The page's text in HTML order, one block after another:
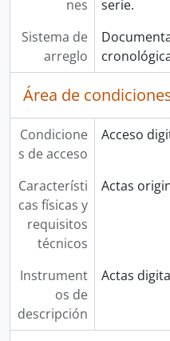
nes
serie.
Sistema de
arreglo
Área de
Condicione
s de acceso
Acceso
Característi
cas físicas y
requisitos
técnicos
Actas
Instrument
os de
descripción
Actas